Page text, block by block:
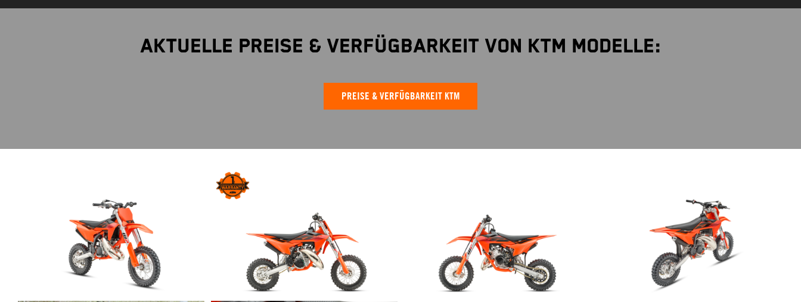
Aktuelle Preise & Verfügbarkeit von KTM Modelle:
PREISE & VERFÜGBARKEIT KTM